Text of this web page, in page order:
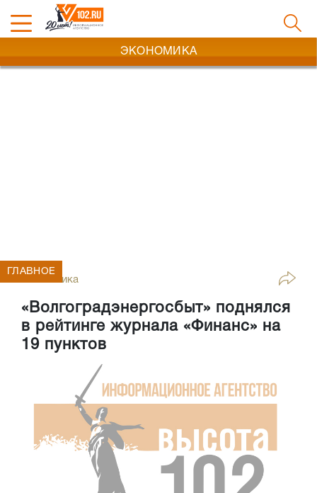
ЭКОНОМИКА
Экономика
«Волгоградэнергосбыт» поднялся
в рейтинге журнала «Финанс» на
19 пунктов
ГЛАВНОЕ